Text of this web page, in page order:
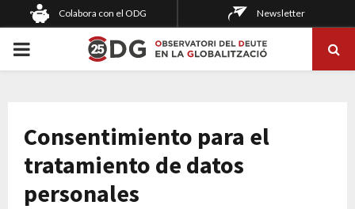
Colabora con el ODG Newsletter
PRIMARY
Consentimiento para el
tratamiento de datos
personales